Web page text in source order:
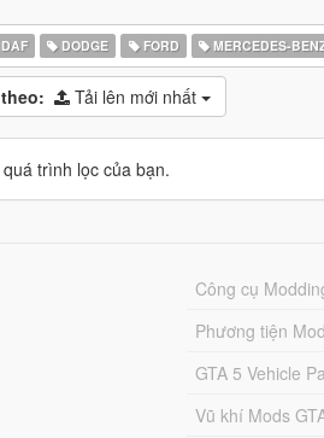
DODGE FORD MERCEDES-
Tải lên mới nhất
trình lọc của bạn.
Công cụ
Phương tiện
GTA 5 Vehicle
Vũ khí Mods